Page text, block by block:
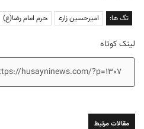
تگ ها: امیرحسین زارع حرم امام رضا(ع)
لینک کوتاه
مقالات مرتبط